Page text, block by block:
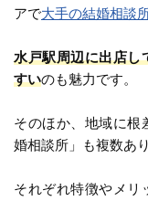
アで大手の結婚相談
水戸駅周辺に出店し
すいのも魅力です。
そのほか、地域に根
婚相談所」も複数あり
それぞれ特徴やメリ